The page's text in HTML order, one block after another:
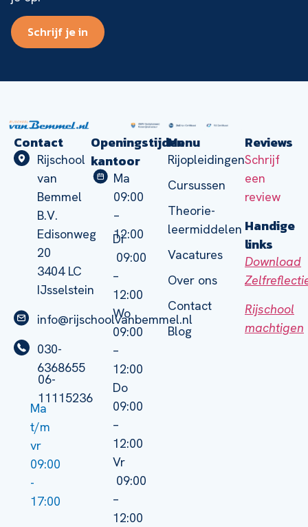
Schrijf je in
Contact
Rijschool
van
Bemmel
B.V.
Edisonweg
20
3404 LC
IJsselstein
info@rijschoolvanbemmel.nl
030-
6368655
06-
11115236
Ma
t/m
vr
09:00
-
17:00
Openingstijden
kantoor
Ma
09:00
–
12:00
Di
09:00
–
12:00
Wo
09:00
–
12:00
Do
09:00
–
12:00
Vr
09:00
–
12:00
Menu
Rijopleidingen
Cursussen
Theorie-
leermiddelen
Vacatures
Over ons
Contact
Blog
Reviews
Schrijf
een
review
Handige
links
Download
Rijschool
machtigen